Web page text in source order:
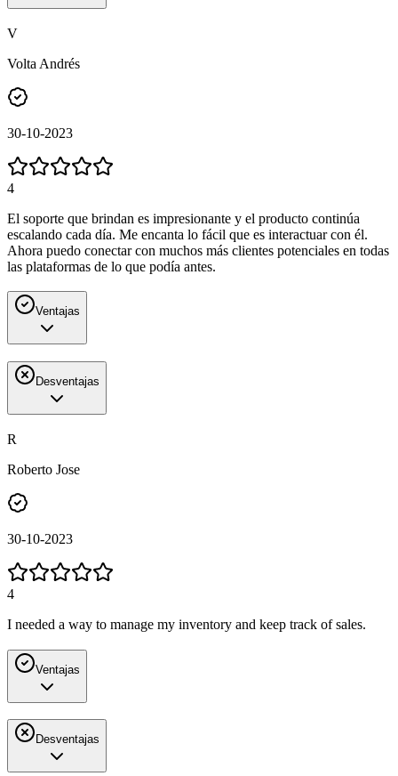
V
Volta Andrés
30-10-2023
4
El soporte que brindan es impresionante y el producto continúa
escalando cada día. Me encanta lo fácil que es interactuar con él.
Ahora puedo conectar con muchos más clientes potenciales en todas
las plataformas de lo que podía antes.
Ventajas
Desventajas
R
Roberto Jose
30-10-2023
4
I needed a way to manage my inventory and keep track of sales.
Ventajas
Desventajas